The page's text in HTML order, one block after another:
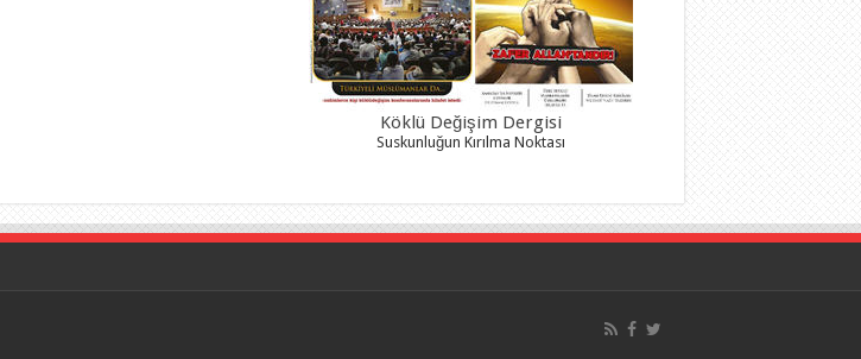
Köklü Değişim Dergisi
Suskunluğun Kırılma Noktası